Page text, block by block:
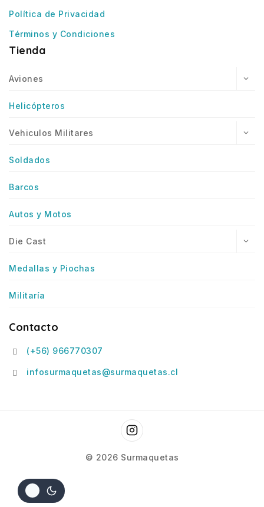
Política de Privacidad
Términos y Condiciones
Tienda
Aviones
Helicópteros
Vehiculos Militares
Soldados
Barcos
Autos y Motos
Die Cast
Medallas y Piochas
Militaría
Contacto
(+56) 966770307
infosurmaquetas@surmaquetas.cl
© 2026 Surmaquetas